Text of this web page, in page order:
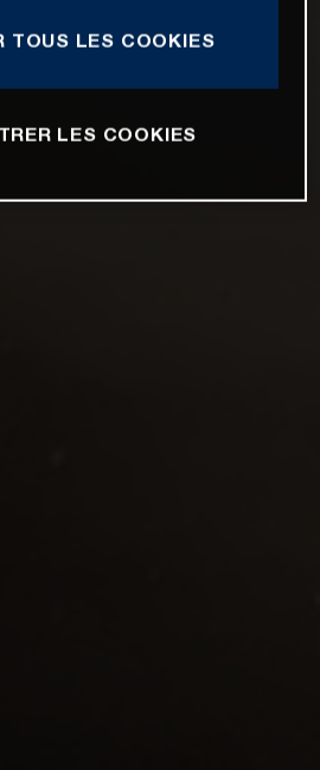
TOUS LES COOKIES
LES COOKIES